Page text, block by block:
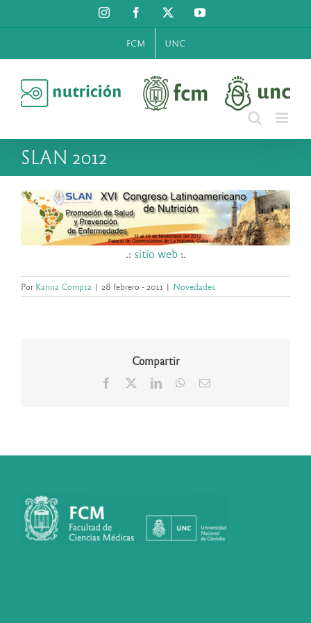
al
InstagramFacebook YouTube
FCM UNC
SLAN 2012
.: sitio web:.
PorKarina Compta | 28 febrero - 2011 | Novedades
Compartir
Facebook LinkedInWhatsApp
Correo